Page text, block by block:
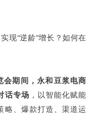
现“逆龄”增长？如何在
期间，永和豆浆电商
话专场 ，以智能化赋能
略、爆款打造、渠道运